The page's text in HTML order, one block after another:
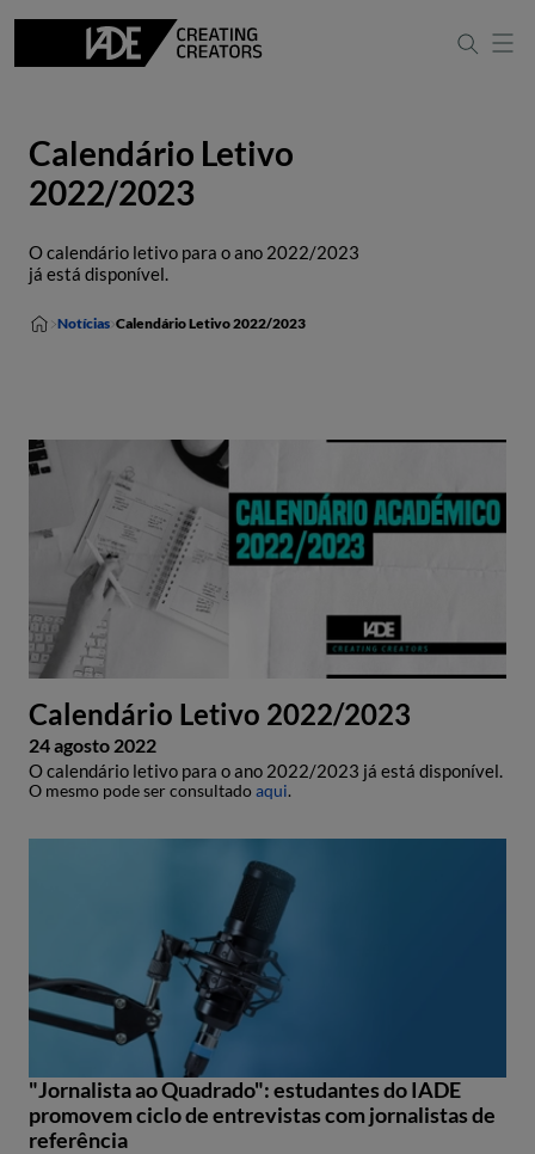
Calendário Letivo
2022/2023
O calendário letivo para o ano 2022/2023
já está disponível.
Notícias Calendário Letivo 2022/2023
Calendário Letivo 2022/2023
24 agosto 2022
O calendário letivo para o ano 2022/2023 já está disponível.
O mesmo pode ser consultadoaqui.
"Jornalista ao Quadrado": estudantes do IADE
promovem ciclo de entrevistas com jornalistas de
referência